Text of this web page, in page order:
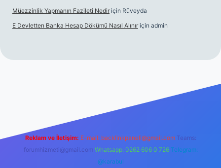
Müezzinlik Yapmanın Fazileti Nedir için Rüveyda
E Devletten Banka Hesap Dökümü Nasıl Alınır için admin
Reklam ve İletişim: E-mail: backlinkpaneli@gmail.com Teams:
forumhizmeti@gmail.com Whatsapp: 0262 606 0 726 Telegram:
@karabul